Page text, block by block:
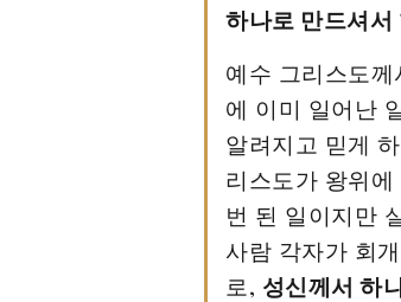
하나로 만드셔서
예수 그리스도
에 이미 일어난
알려지고 믿게
리스도가 왕위
번 된 일이지만
사람 각자가 회
로, 성신께서 하